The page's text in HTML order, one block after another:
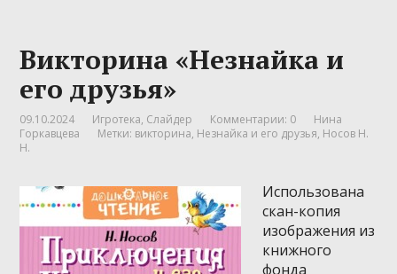
Викторина «Незнайка и
его друзья»
09.10.2024 Игротека, Слайдер Комментарии: 0
Нина
Горкавцева
Метки: викторина, Незнайка и его друзья, Носов Н.
Н.
Использована
скан-копия
изображения из
книжного
фонда